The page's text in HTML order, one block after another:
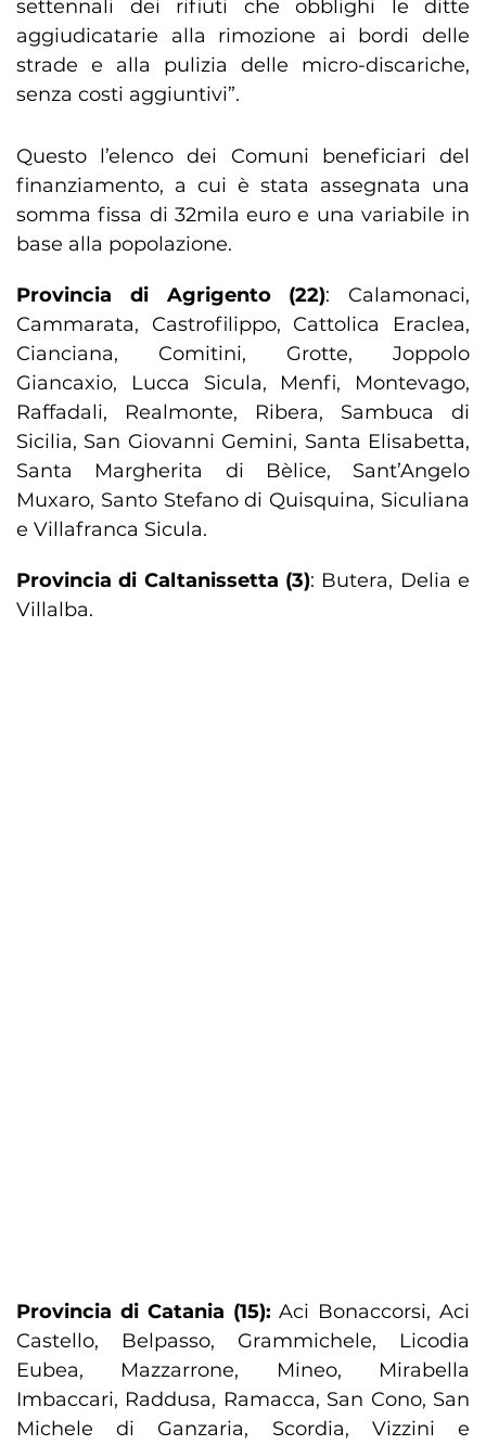
settennali dei rifiuti che obblighi le ditte
aggiudicatarie alla rimozione ai bordi delle
strade e alla pulizia delle micro-discariche,
senza costi aggiuntivi”.
Questo l’elenco dei Comuni beneficiari del
finanziamento, a cui è stata assegnata una
somma fissa di 32mila euro e una variabile in
base alla popolazione.
Provincia di Agrigento (22): Calamonaci,
Cammarata, Castrofilippo, Cattolica Eraclea,
Cianciana, Comitini, Grotte, Joppolo
Giancaxio, Lucca Sicula, Menfi, Montevago,
Raffadali, Realmonte, Ribera, Sambuca di
Sicilia, San Giovanni Gemini, Santa Elisabetta,
Santa Margherita di Bèlice, Sant’Angelo
Muxaro, Santo Stefano di Quisquina, Siculiana
e Villafranca Sicula.
Provincia di Caltanissetta (3): Butera, Delia e
Villalba.
Provincia di Catania (15): Aci Bonaccorsi, Aci
Castello, Belpasso, Grammichele, Licodia
Eubea, Mazzarrone, Mineo, Mirabella
Imbaccari, Raddusa, Ramacca, San Cono, San
Michele di Ganzaria, Scordia, Vizzini e